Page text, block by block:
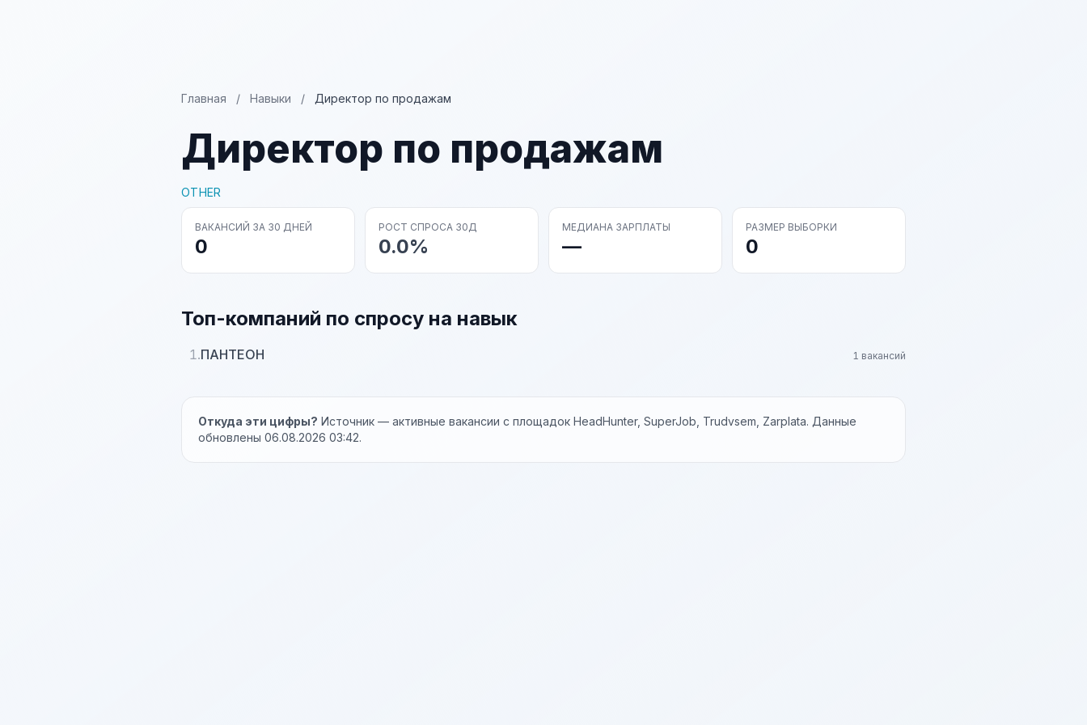
Главная / Навыки / Директор по продажам
Директор по продажам
OTHER
ВАКАНСИЙ ЗА 30 ДНЕЙ
0
РОСТ СПРОСА 30Д
0.0%
МЕДИАНА ЗАРПЛАТЫ
—
РАЗМЕР ВЫБОРКИ
0
Топ-компаний по спросу на навык
1.ПАНТЕОН 1 вакансий
Откуда эти цифры? Источник — активные вакансии с площадок HeadHunter, SuperJob, Trudvsem, Zarplata. Данные
обновлены 06.08.2026 03:42.